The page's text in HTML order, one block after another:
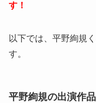
す！
以下では、平野絢規
す。
平野絢規の出演作